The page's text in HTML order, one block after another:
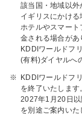
該当国・地域以外
イギリスにかける
ホテルやスマー
金される場合があ
KDDIワールドフ
(有料)ダイヤルへ
※
KDDIワールドフ
を終了いたします
2027年1月20日以
を別途ご案内いた